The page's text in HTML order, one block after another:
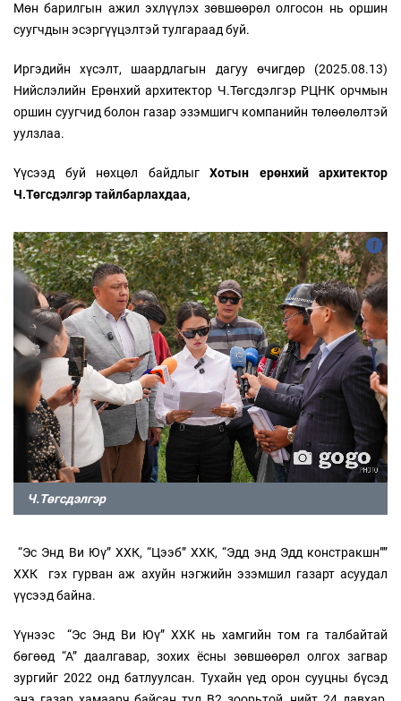
Мөн барилгын ажил эхлүүлэх зөвшөөрөл олгосон нь оршин
суугчдын эсэргүүцэлтэй тулгараад буй.
Иргэдийн хүсэлт, шаардлагын дагуу өчигдөр (2025.08.13)
Нийслэлийн Ерөнхий архитектор Ч.Төгсдэлгэр РЦНК орчмын
оршин суугчид болон газар эзэмшигч компанийн төлөөлөлтэй
уулзлаа.
Үүсээд буй нөхцөл байдлыгХотын ерөнхий архитектор
Ч.Төгсдэлгэр тайлбарлахдаа,
Ч.Төгсдэлгэр
“Эс Энд Ви Юү” ХХК, “Цээб” ХХК, “Эдд энд Эдд констракшн””
ХХК гэх гурван аж ахуйн нэгжийн эзэмшил газарт асуудал
үүсээд байна.
Үүнээс “Эс Энд Ви Юү” ХХК нь хамгийн том га талбайтай
бөгөөд “А” даалгавар, зохих ёсны зөвшөөрөл олгох загвар
зургийг 2022 онд батлуулсан. Тухайн үед орон сууцны бүсэд